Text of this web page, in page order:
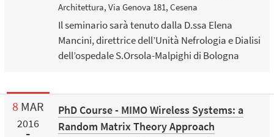
Architettura, Via Genova 181, Cesena
Il seminario sarà tenuto dalla D.ssa Elena
Mancini, direttrice dell’Unità Nefrologia e Dialisi
dell’ospedale S.Orsola-Malpighi di Bologna
8 MAR
2016
PhD Course - MIMO Wireless Systems: a
Random Matrix Theory Approach